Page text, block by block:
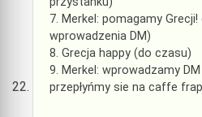
7. Merkel: pomagamy
wprowadzenia DM)
8. Grecja happy (do czasu)
9. Merkel: wprowadzamy
przepłyńmy sie na caffe